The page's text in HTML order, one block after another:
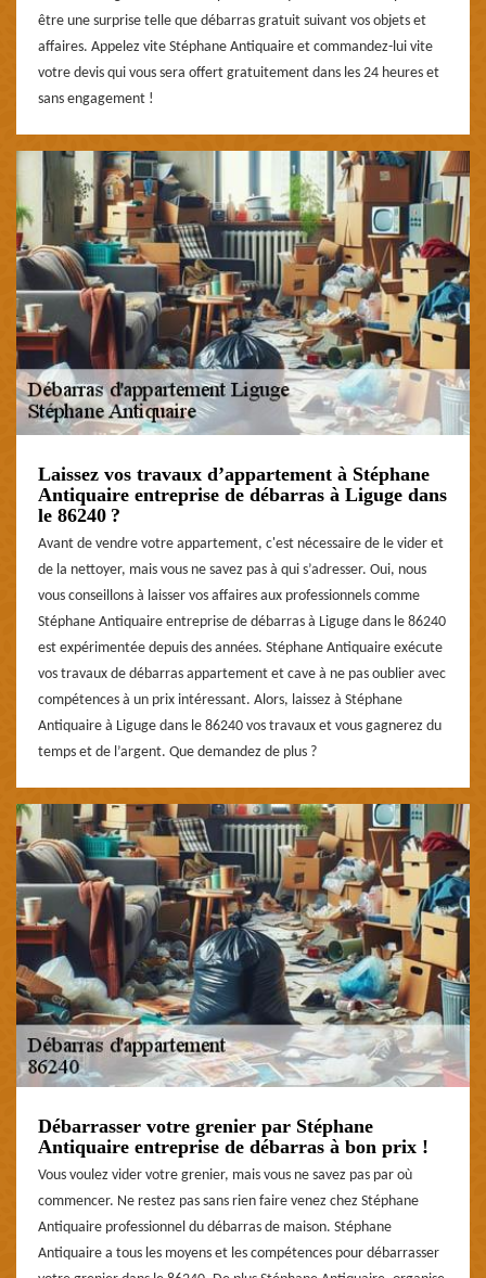
être une surprise telle que débarras gratuit suivant vos objets et
affaires. Appelez vite Stéphane Antiquaire et commandez-lui vite
votre devis qui vous sera offert gratuitement dans les 24 heures et
sans engagement !
Laissez vos travaux d’appartement à Stéphane
Antiquaire entreprise de débarras à Liguge dans
le 86240 ?
Avant de vendre votre appartement, c'est nécessaire de le vider et
de la nettoyer, mais vous ne savez pas à qui s’adresser. Oui, nous
vous conseillons à laisser vos affaires aux professionnels comme
Stéphane Antiquaire entreprise de débarras à Liguge dans le 86240
est expérimentée depuis des années. Stéphane Antiquaire exécute
vos travaux de débarras appartement et cave à ne pas oublier avec
compétences à un prix intéressant. Alors, laissez à Stéphane
Antiquaire à Liguge dans le 86240 vos travaux et vous gagnerez du
temps et de l’argent. Que demandez de plus ?
Débarrasser votre grenier par Stéphane
Antiquaire entreprise de débarras à bon prix !
Vous voulez vider votre grenier, mais vous ne savez pas par où
commencer. Ne restez pas sans rien faire venez chez Stéphane
Antiquaire professionnel du débarras de maison. Stéphane
Antiquaire a tous les moyens et les compétences pour débarrasser